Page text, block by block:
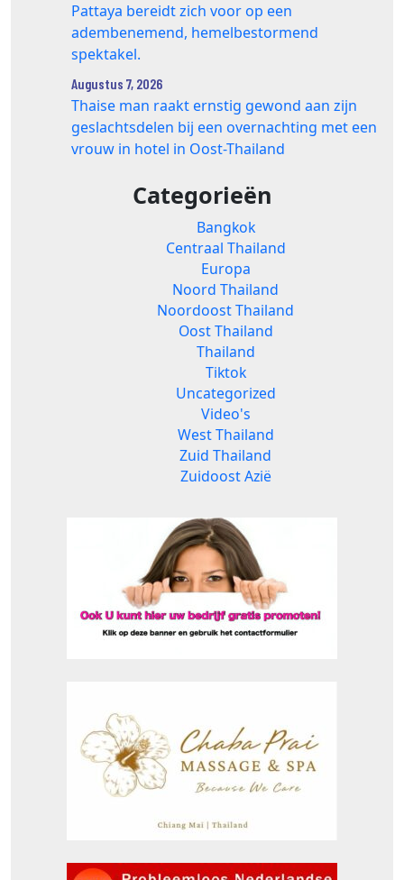
Pattaya bereidt zich voor op een
adembenemend, hemelbestormend
spektakel.
Augustus 7, 2026
Thaise man raakt ernstig gewond aan zijn
geslachtsdelen bij een overnachting met een
vrouw in hotel in Oost-Thailand
Categorieën
Bangkok
Centraal Thailand
Europa
Noord Thailand
Noordoost Thailand
Oost Thailand
Thailand
Tiktok
Uncategorized
Video's
West Thailand
Zuid Thailand
Zuidoost Azië